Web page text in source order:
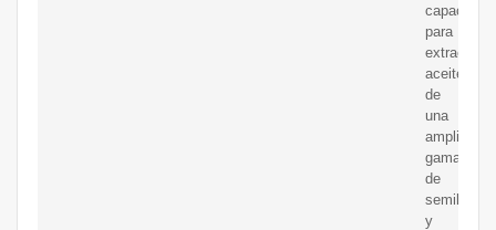
capacidad
para
extraer
aceite
de
una
amplia
gama
de
semillas
y